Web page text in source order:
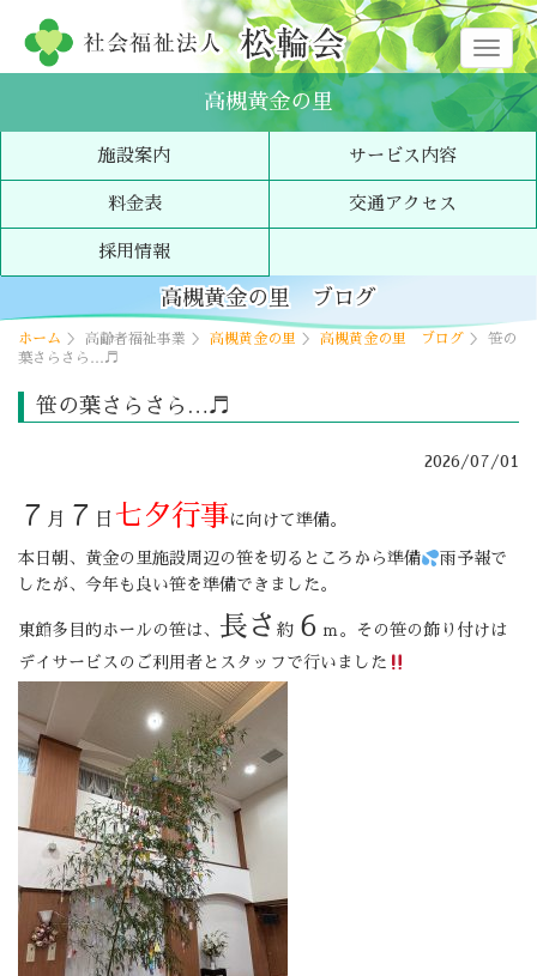
メ
ニ
ュ
高槻黄金の里
施設案内 サービス内容
料金表 交通アクセス
採用情報
高槻黄金の里 ブログ
ホーム ＞ 高齢者福祉事業 ＞ 高槻黄金の里 ＞ 高槻黄金の里 ブログ ＞ 笹の
葉さらさら…♬
笹の葉さらさら…♬
2026/07/01
７ 月 ７ 日 七夕行事に向けて準備。
本日朝、黄金の里施設周辺の笹を切るところから準備
雨予報で
したが、今年も良い笹を準備できました。
東館多目的ホールの笹は、 長さ 約 ６ ｍ。その笹の飾り付けは
デイサービスのご利用者とスタッフで行いました